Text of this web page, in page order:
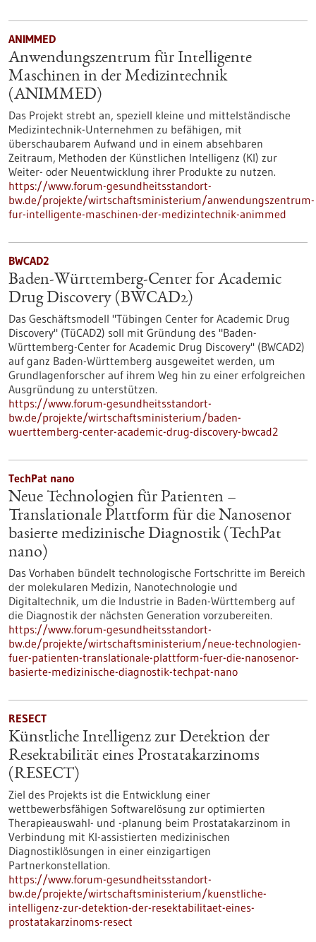
ANIMMED
Anwendungszentrum für Intelligente
Maschinen in der Medizintechnik
(ANIMMED)
Das Projekt strebt an, speziell kleine und mittelständische
Medizintechnik-Unternehmen zu befähigen, mit
überschaubarem Aufwand und in einem absehbaren
Zeitraum, Methoden der Künstlichen Intelligenz (KI) zur
Weiter- oder Neuentwicklung ihrer Produkte zu nutzen.
https://www.forum-gesundheitsstandort-
bw.de/projekte/wirtschaftsministerium/anwendungszentrum-
fur-intelligente-maschinen-der-medizintechnik-animmed
BWCAD2
Baden-Württemberg-Center for Academic
Drug Discovery (BWCAD2)
Das Geschäftsmodell "Tübingen Center for Academic Drug
Discovery" (TüCAD2) soll mit Gründung des "Baden-
Württemberg-Center for Academic Drug Discovery" (BWCAD2)
auf ganz Baden-Württemberg ausgeweitet werden, um
Grundlagenforscher auf ihrem Weg hin zu einer erfolgreichen
Ausgründung zu unterstützen.
https://www.forum-gesundheitsstandort-
bw.de/projekte/wirtschaftsministerium/baden-
wuerttemberg-center-academic-drug-discovery-bwcad2
TechPat nano
Neue Technologien für Patienten –
Translationale Plattform für die Nanosenor
basierte medizinische Diagnostik (TechPat
nano)
Das Vorhaben bündelt technologische Fortschritte im Bereich
der molekularen Medizin, Nanotechnologie und
Digitaltechnik, um die Industrie in Baden-Württemberg auf
die Diagnostik der nächsten Generation vorzubereiten.
https://www.forum-gesundheitsstandort-
bw.de/projekte/wirtschaftsministerium/neue-technologien-
fuer-patienten-translationale-plattform-fuer-die-nanosenor-
basierte-medizinische-diagnostik-techpat-nano
RESECT
Künstliche Intelligenz zur Detektion der
Resektabilität eines Prostatakarzinoms
(RESECT)
Ziel des Projekts ist die Entwicklung einer
wettbewerbsfähigen Softwarelösung zur optimierten
Therapieauswahl- und -planung beim Prostatakarzinom in
Verbindung mit KI-assistierten medizinischen
Diagnostiklösungen in einer einzigartigen
Partnerkonstellation.
https://www.forum-gesundheitsstandort-
bw.de/projekte/wirtschaftsministerium/kuenstliche-
intelligenz-zur-detektion-der-resektabilitaet-eines-
prostatakarzinoms-resect